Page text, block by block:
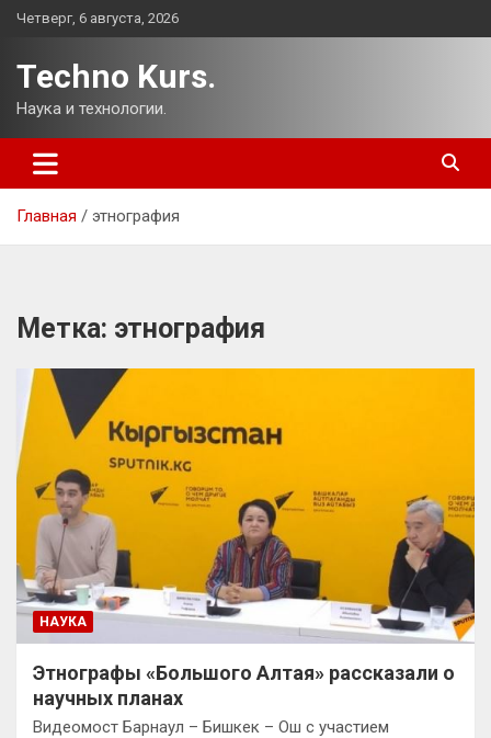
Перейти
Четверг, 6 августа, 2026
Techno Kurs.
Наука и технологии.
Главная этнография
Метка: этнография
НАУКА
Этнографы «Большого Алтая» рассказали о
научных планах
Видеомост Барнаул – Бишкек – Ош с участием